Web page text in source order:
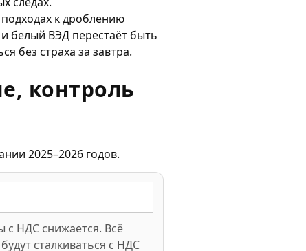
к дроблению
белый ВЭД перестаёт быть
без страха за завтра.
контроль
2025–2026 годов.
НДС снижается. Всё
сталкиваться с НДС